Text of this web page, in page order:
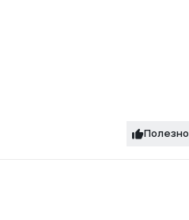
Полезно